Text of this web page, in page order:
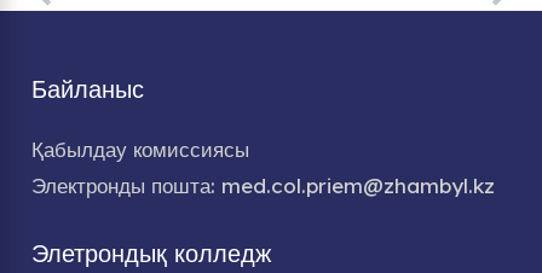
Байланыс
Қабылдау комиссиясы
Электронды пошта: med.col.priem@zhambyl.kz
Элетрондық колледж